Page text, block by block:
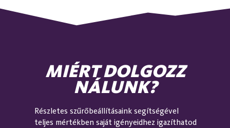
Jellemzők:
MIÉRT DOLGOZZ
NÁLUNK?
Részletes szűrőbeállításaink segítségével
teljes mértékben saját igényeidhez igazíthatod